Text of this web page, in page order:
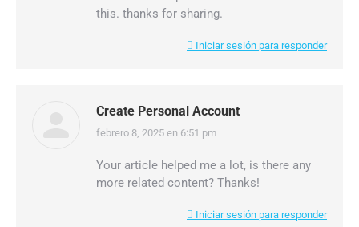
this. thanks for sharing.
Iniciar sesión para responder
Create Personal Account
dice:
febrero 8, 2025 en 6:51 pm
Your article helped me a lot, is there any
more related content? Thanks!
Iniciar sesión para responder